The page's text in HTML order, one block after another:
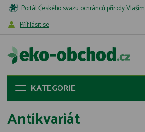
Portál Českého svazu ochránců přírody Vlašim
Příhlásit se
KATEGORIE
Antikvariát